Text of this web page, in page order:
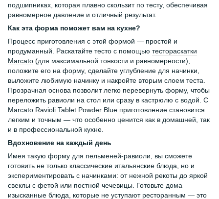
подшипниках, которая плавно скользит по тесту, обеспечивая
равномерное давление и отличный результат.
Как эта форма поможет вам на кухне?
Процесс приготовления с этой формой — простой и
продуманный. Раскатайте тесто с помощью тестораскатки
Marcato (для максимальной тонкости и равномерности),
положите его на форму, сделайте углубление для начинки,
выложите любимую начинку и накройте вторым слоем теста.
Прозрачная основа позволит легко перевернуть форму, чтобы
переложить равиоли на стол или сразу в кастрюлю с водой. С
Marcato Ravioli Tablet Powder Blue приготовление становится
легким и точным — что особенно ценится как в домашней, так
и в профессиональной кухне.
Вдохновение на каждый день
Имея такую форму для пельменей-равиоли, вы сможете
готовить не только классические итальянские блюда, но и
экспериментировать с начинками: от нежной рекоты до яркой
свеклы с фетой или постной чечевицы. Готовьте дома
изысканные блюда, которые не уступают ресторанным — это